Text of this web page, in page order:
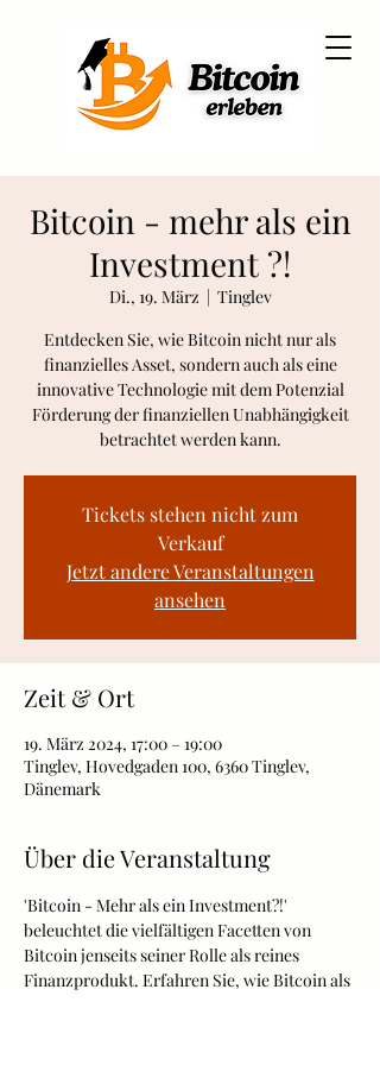
Martin Winterlich
dein Bitcoin Coach
Bitcoin - mehr als ein
Investment ?!
Di., 19. März
  |
Tinglev
Entdecken Sie, wie Bitcoin nicht nur als
finanzielles Asset, sondern auch als eine
innovative Technologie mit dem Potenzial
Förderung der finanziellen Unabhängigkeit
betrachtet werden kann.
Tickets stehen nicht zum
Verkauf
Jetzt andere Veranstaltungen
ansehen
Zeit & Ort
19. März 2024, 17:00 – 19:00
Tinglev, Hovedgaden 100, 6360 Tinglev,
Dänemark
Über die Veranstaltung
'Bitcoin - Mehr als ein Investment?!'
beleuchtet die vielfältigen Facetten von
Bitcoin jenseits seiner Rolle als reines
Finanzprodukt. Erfahren Sie, wie Bitcoin als